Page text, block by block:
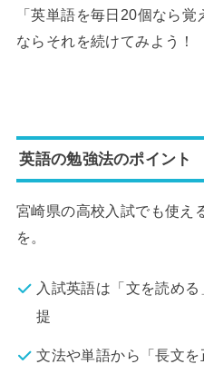
「英単語を毎日20個なら
ならそれを続けてみよう！
英語の勉強法のポイント
宮崎県の高校入試でも使え
を。
入試英語は「文を読め
提
文法や単語から「長文